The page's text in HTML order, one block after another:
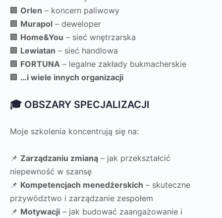
🏢 Orlen – koncern paliwowy
🏢 Murapol – deweloper
🏢 Home&You – sieć wnętrzarska
🏢 Lewiatan – sieć handlowa
🏢 FORTUNA – legalne zakłady bukmacherskie
🏢 …i wiele innych organizacji
🎓 OBSZARY SPECJALIZACJI
Moje szkolenia koncentrują się na:
📌 Zarządzaniu zmianą – jak przekształcić
niepewność w szansę
📌 Kompetencjach menedżerskich – skuteczne
przywództwo i zarządzanie zespołem
📌 Motywacji – jak budować zaangażowanie i